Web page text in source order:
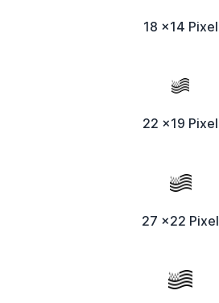
18 x14 Pixel
22 x19 Pixel
27 x22 Pixel